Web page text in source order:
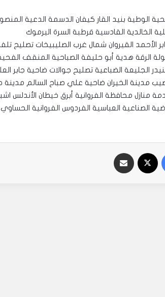
الوطية بنيد القار كيفان الدسمة الدعية
الخالدية القادسية قرطبة السرة اليرموك
الأحمد القيروان شمال غرب الصليبيخات تصليح
الرقة هدية أبو حليفة الصباحية المنقف
بنيدر الجليعة الضباعية تصليح جوالات ضاحية جابر
مدينة الخيران ضاحية علي صباح السالم مدينة
منازل محافظة الفروانية أبرق خيطان الأندلس
الصناعية العباسية الفردوس الفروانية الحساوي
فيسبوك